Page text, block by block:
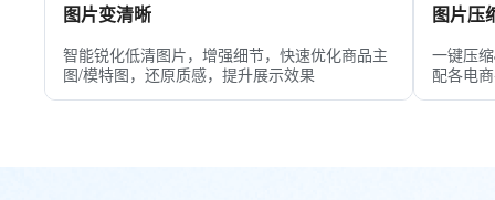
图片变清晰
智能锐化低清图片，增强细节，快速优化商品主
图/模特图，还原质感，提升展示效果
图片压
一键压
配各电